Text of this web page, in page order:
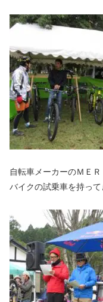
自転車メーカーのＭＥ
バイクの試乗車を持っ